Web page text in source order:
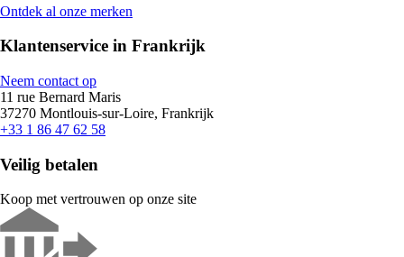
Ontdek al onze merken
Klantenservice in Frankrijk
Neem contact op
11 rue Bernard Maris
37270 Montlouis-sur-Loire, Frankrijk
+33 1 86 47 62 58
Veilig betalen
Koop met vertrouwen op onze site